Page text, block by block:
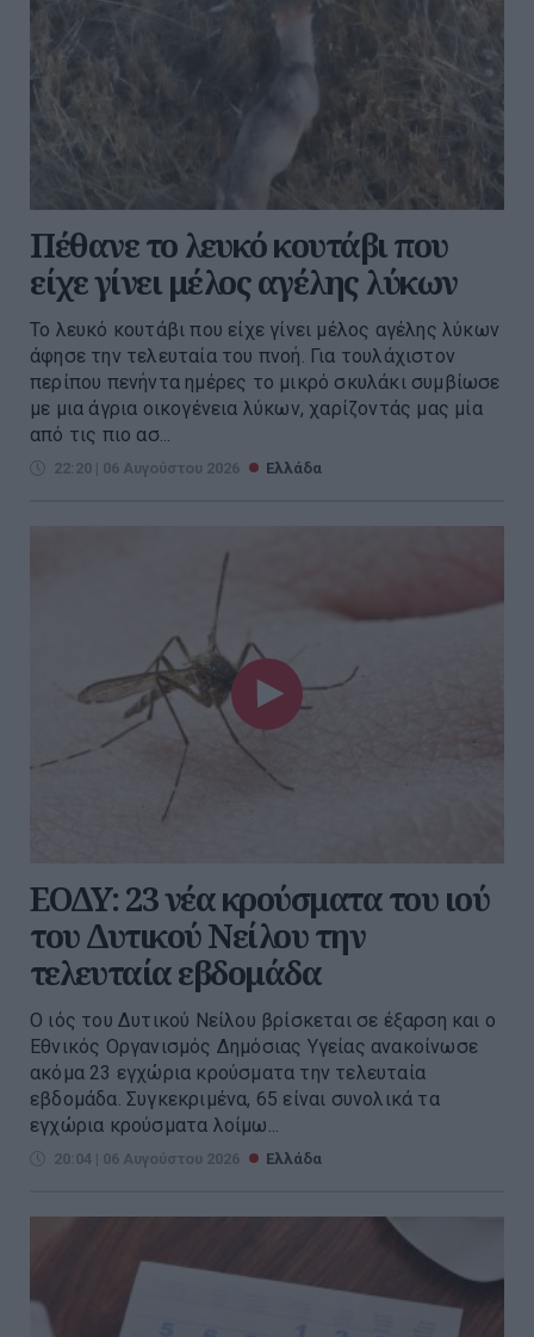
Πέθανε το λευκό κουτάβι που
είχε γίνει μέλος αγέλης λύκων
Το λευκό κουτάβι που είχε γίνει μέλος αγέλης λύκων
άφησε την τελευταία του πνοή. Για τουλάχιστον
περίπου πενήντα ημέρες το μικρό σκυλάκι συμβίωσε
με μια άγρια οικογένεια λύκων, χαρίζοντάς μας μία
από τις πιο ασ...
22:20 | 06 Αυγούστου 2026 Ελλάδα
ΕΟΔΥ: 23 νέα κρούσματα του ιού
του Δυτικού Νείλου την
τελευταία εβδομάδα
Ο ιός του Δυτικού Νείλου βρίσκεται σε έξαρση και ο
Εθνικός Οργανισμός Δημόσιας Υγείας ανακοίνωσε
ακόμα 23 εγχώρια κρούσματα την τελευταία
εβδομάδα. Συγκεκριμένα, 65 είναι συνολικά τα
εγχώρια κρούσματα λοίμω...
20:04 | 06 Αυγούστου 2026 Ελλάδα